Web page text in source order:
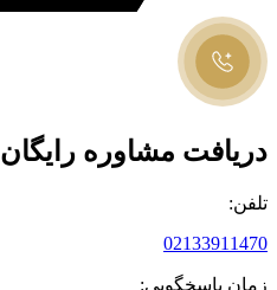
دریافت مشاوره رایگان
تلفن:
02133911470
زمان پاسخگویی: